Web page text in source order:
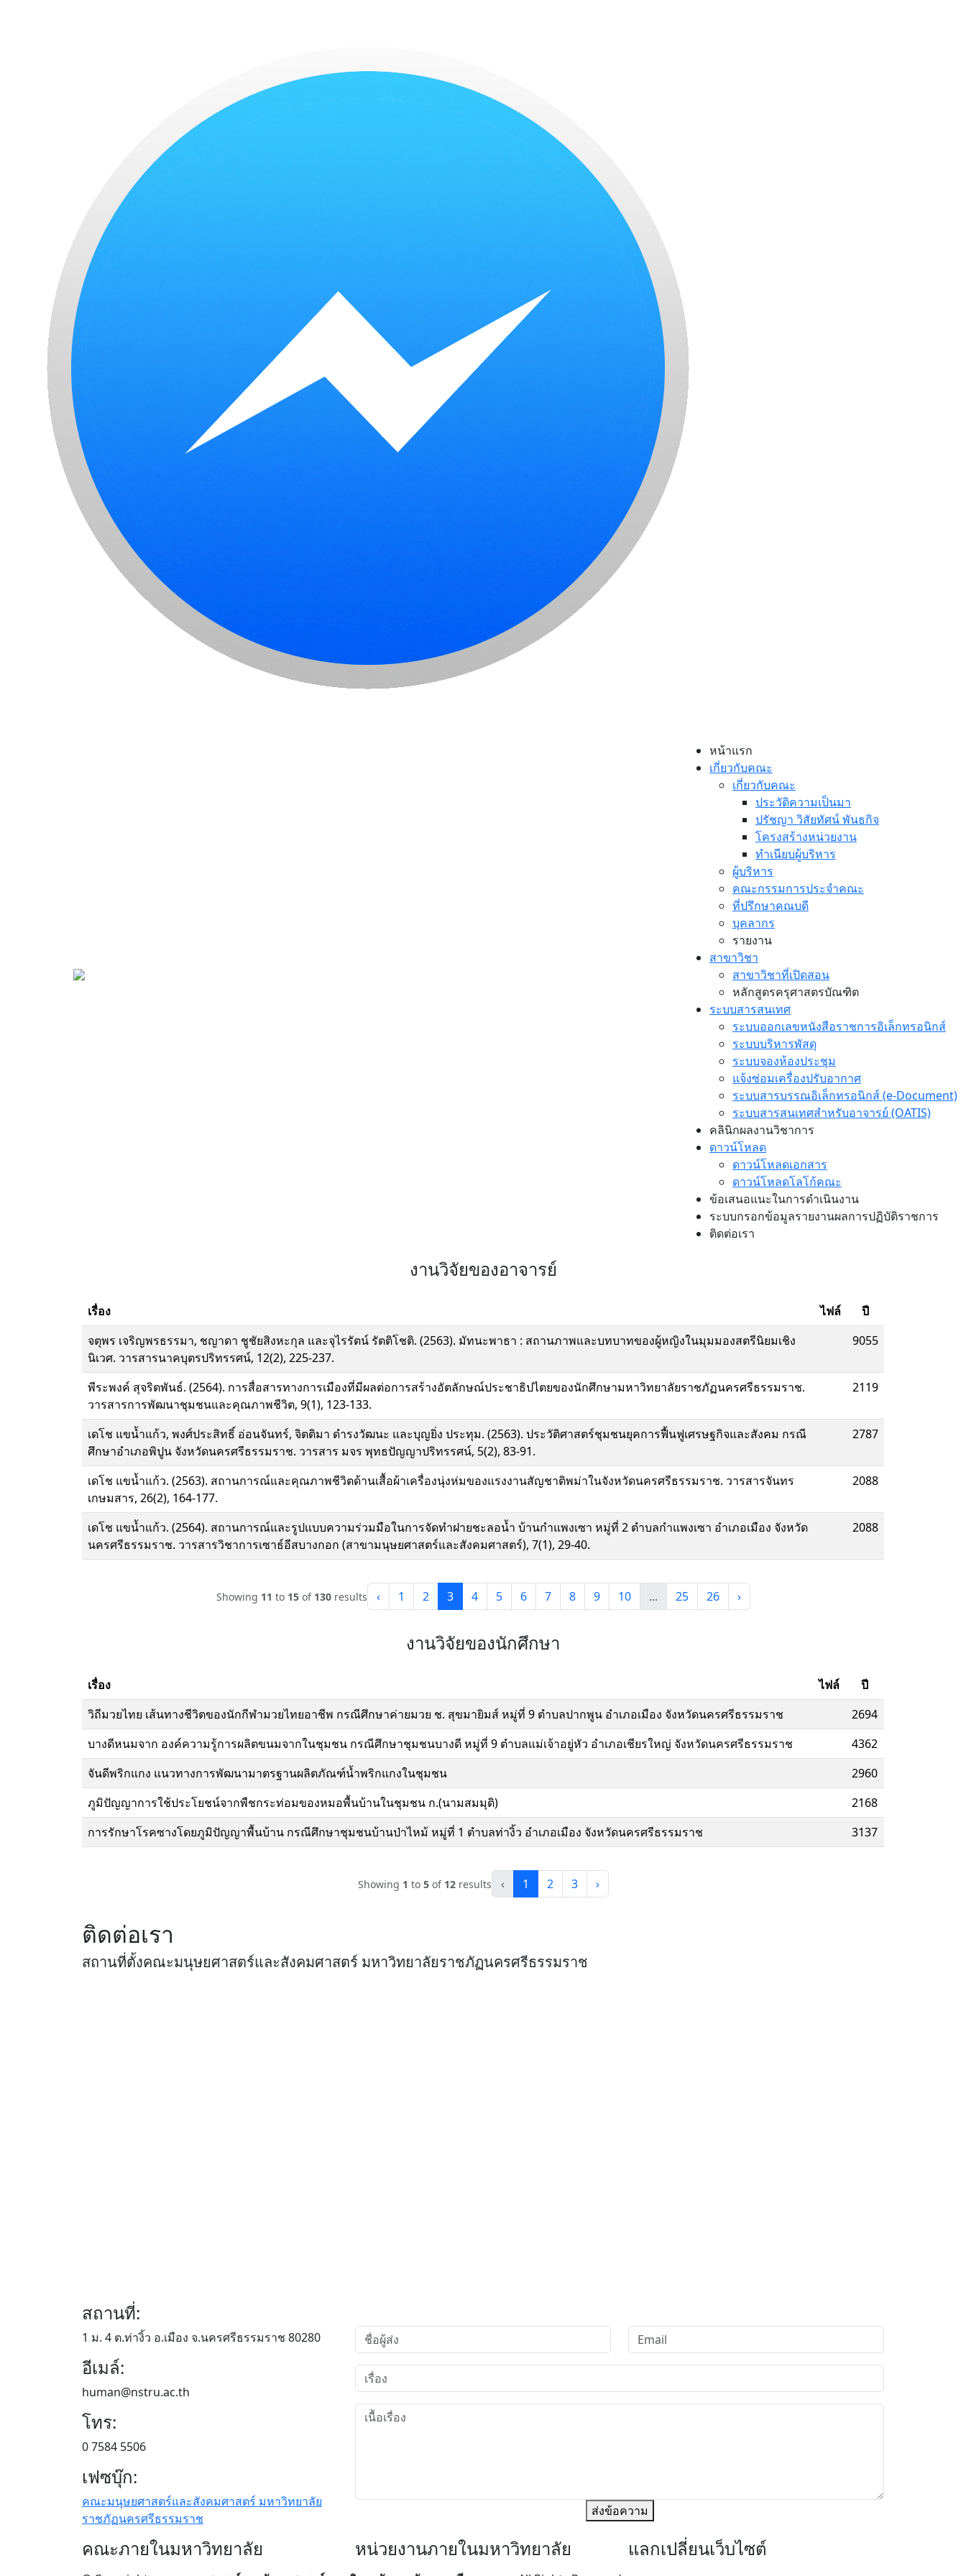
หน้าแรก
เกี่ยวกับคณะ
เกี่ยวกับคณะ
ประวัติความเป็นมา
ปรัชญา วิสัยทัศน์ พันธกิจ
โครงสร้างหน่วยงาน
ทำเนียบผู้บริหาร
ผู้บริหาร
คณะกรรมการประจำคณะ
ที่ปรึกษาคณบดี
บุคลากร
รายงาน
สาขาวิชา
สาขาวิชาที่เปิดสอน
หลักสูตรครุศาสตรบัณฑิต
ระบบสารสนเทศ
ระบบออกเลขหนังสือราชการอิเล็กทรอนิกส์
ระบบบริหารพัสดุ
ระบบจองห้องประชุม
แจ้งซ่อมเครื่องปรับอากาศ
ระบบสารบรรณอิเล็กทรอนิกส์ (e-Document)
ระบบสารสนเทศสำหรับอาจารย์ (OATIS)
คลินิกผลงานวิชาการ
ดาวน์โหลด
ดาวน์โหลดเอกสาร
ดาวน์โหลดโลโก้คณะ
ข้อเสนอแนะในการดำเนินงาน
ระบบกรอกข้อมูลรายงานผลการปฏิบัติราชการ
ติดต่อเรา
งานวิจัยของอาจารย์
เรื่อง ไฟล์
ปี
จตุพร เจริญพรธรรมา, ชญาดา ชูชัยสิงหะกุล และจุไรรัตน์ รัตติโชติ. (2563). มัทนะพาธา : สถานภาพและบทบาทของผู้หญิงในมุมมองสตรีนิยมเชิง
นิเวศ. วารสารนาคบุตรปริทรรศน์, 12(2), 225-237.
9055
พีระพงค์ สุจริตพันธ์. (2564). การสื่อสารทางการเมืองที่มีผลต่อการสร้างอัตลักษณ์ประชาธิปไตยของนักศึกษามหาวิทยาลัยราชภัฏนครศรีธรรมราช.
วารสารการพัฒนาชุมชนและคุณภาพชีวิต, 9(1), 123-133.
2119
เดโช แขน้ำแก้ว, พงศ์ประสิทธิ์ อ่อนจันทร์, จิตติมา ดำรงวัฒนะ และบุญยิ่ง ประทุม. (2563). ประวัติศาสตร์ชุมชนยุคการฟื้นฟูเศรษฐกิจและสังคม กรณี
ศึกษาอำเภอพิปูน จังหวัดนครศรีธรรมราช. วารสาร มจร พุทธปัญญาปริทรรศน์, 5(2), 83-91.
2787
เดโช แขน้ำแก้ว. (2563). สถานการณ์และคุณภาพชีวิตด้านเสื้อผ้าเครื่องนุ่งห่มของแรงงานสัญชาติพม่าในจังหวัดนครศรีธรรมราช. วารสารจันทร
เกษมสาร, 26(2), 164-177.
2088
เดโช แขน้ำแก้ว. (2564). สถานการณ์และรูปแบบความร่วมมือในการจัดทำฝายชะลอน้ำ บ้านกำแพงเซา หมู่ที่ 2 ตำบลกำแพงเซา อำเภอเมือง จังหวัด
นครศรีธรรมราช. วารสารวิชาการเซาธ์อีสบางกอก (สาขามนุษยศาสตร์และสังคมศาสตร์), 7(1), 29-40.
2088
Showing 11 to 15of 130results ‹ 1 2 3 4 5 6 7 8 9 10 ... 25 26 ›
งานวิจัยของนักศึกษา
เรื่อง ไฟล์
ปี
วิถีมวยไทย เส้นทางชีวิตของนักกีฬามวยไทยอาชีพ กรณีศึกษาค่ายมวย ช. สุขมายิมส์ หมู่ที่ 9 ตำบลปากพูน อำเภอเมือง จังหวัดนครศรีธรรมราช
2694
บางดีหนมจาก องค์ความรู้การผลิตขนมจากในชุมชน กรณีศึกษาชุมชนบางดี หมู่ที่ 9 ตำบลแม่เจ้าอยู่หัว อำเภอเชียรใหญ่ จังหวัดนครศรีธรรมราช
4362
จันดีพริกแกง แนวทางการพัฒนามาตรฐานผลิตภัณฑ์น้ำพริกแกงในชุมชน
2960
ภูมิปัญญาการใช้ประโยชน์จากพืชกระท่อมของหมอพื้นบ้านในชุมชน ก.(นามสมมุติ)
2168
การรักษาโรคซางโดยภูมิปัญญาพื้นบ้าน กรณีศึกษาชุมชนบ้านป่าไหม้ หมู่ที่ 1 ตำบลท่างิ้ว อำเภอเมือง จังหวัดนครศรีธรรมราช
3137
Showing 1 to 5of 12results ‹ 1 2 3 ›
ติดต่อเรา
สถานที่ตั้งคณะมนุษยศาสตร์และสังคมศาสตร์ มหาวิทยาลัยราชภัฏนครศรีธรรมราช
สถานที่:
1 ม. 4 ต.ท่างิ้ว อ.เมือง จ.นครศรีธรรมราช 80280
อีเมล์:
human@nstru.ac.th
โทร:
0 7584 5506
เฟซบุ๊ก:
คณะมนุษยศาสตร์และสังคมศาสตร์ มหาวิทยาลัย
ราชภัฏนครศรีธรรมราช
ส่งข้อความ
คณะภายในมหาวิทยาลัย หน่วยงานภายในมหาวิทยาลัย แลกเปลี่ยนเว็บไซต์